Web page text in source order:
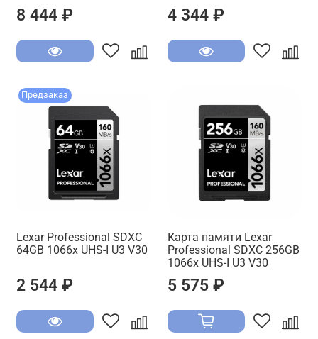
8 444 ₽ 4 344 ₽
Предзаказ
Lexar Professional SDXC
64GB 1066x UHS-I U3 V30
2 544 ₽
Карта памяти Lexar
Professional SDXC 256GB
1066x UHS-I U3 V30
5 575 ₽